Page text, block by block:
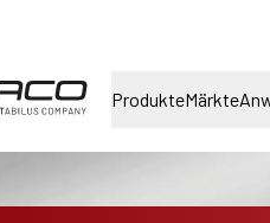
ProdukteMärkte